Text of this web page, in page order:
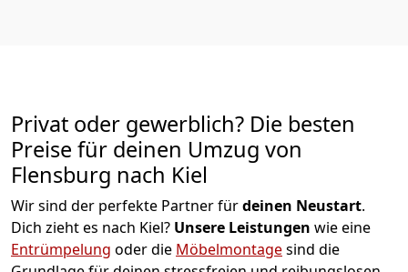
Privat oder gewerblich? Die besten
Preise für deinen Umzug von
Flensburg nach Kiel
Wir sind der perfekte Partner fürdeinen Neustart.
Dich zieht es nach Kiel? Unsere Leistungen wie eine
Entrümpelung oder die Möbelmontagesind die